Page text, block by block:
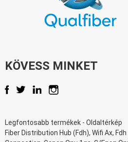
KÖVESS MINKET
Legfontosabb termékek - Oldaltérkép
Fiber Distribution Hub (Fdh), Wifi Ax,